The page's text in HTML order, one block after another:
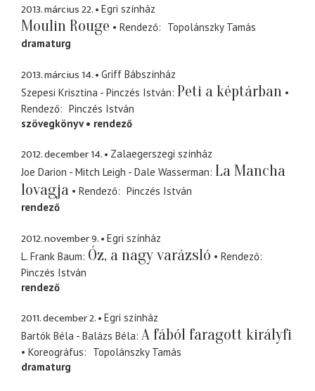
2013. március 22. Egri színház
Moulin Rouge Rendező
Topolánszky Tamás
dramaturg
2013. március 14.
Griff Bábszínház
Szepesi Krisztina - Pinczés István Peti a képtárban
Rendező
Pinczés István
szövegkönyv
rendező
2012. december 14.
Zalaegerszegi színház
Joe Darion - Mitch Leigh - Dale Wasserman La Mancha
lovagja
Rendező
Pinczés István
rendező
2012. november 9.
Egri színház
L. Frank Baum Óz, a nagy varázsló
Rendező
Pinczés István
rendező
2011. december 2.
Egri színház
Bartók Béla - Balázs Béla A fából faragott királyfi
Koreográfus
Topolánszky Tamás
dramaturg